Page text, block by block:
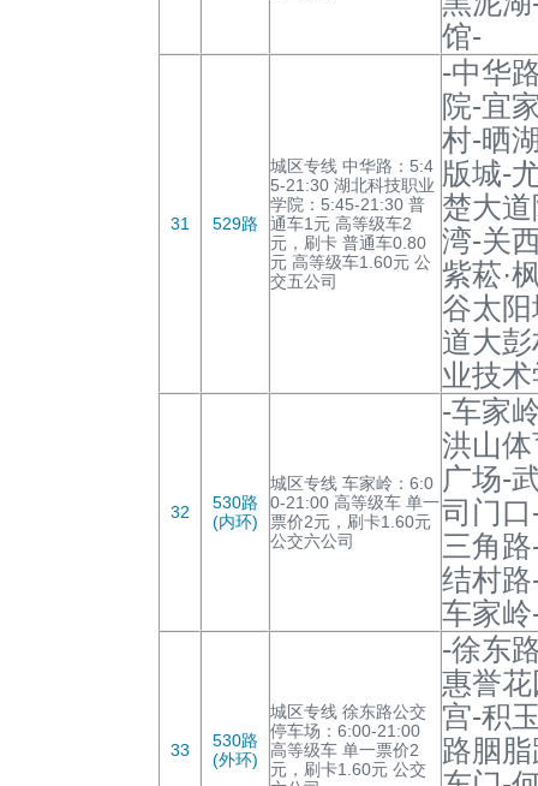
馆-
31 529路
城区专线 中华路：5:4
5-21:30 湖北科技职业
学院：5:45-21:30 普
通车1元 高等级车2
元，刷卡 普通车0.80
元 高等级车1.60元 公
交五公司
-中华
院-宜
村-晒
版城-
楚大
湾-关
紫菘·
谷太
道大
业技
32
530路
(内环)
城区专线 车家岭：6:0
0-21:00 高等级车 单一
票价2元，刷卡1.60元
公交六公司
-车家
洪山
广场-
司门
三角
结村
车家岭
33
530路
(外环)
城区专线 徐东路公交
停车场：6:00-21:00
高等级车 单一票价2
元，刷卡1.60元 公交
-徐东
惠誉
宫-积
路胭